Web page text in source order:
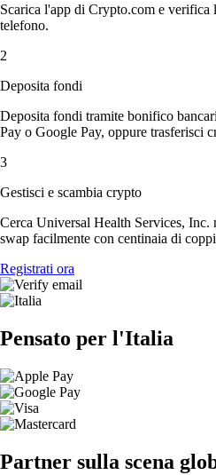
Scarica l'app di Crypto.com e
telefono.
2
Deposita fondi
Deposita fondi tramite bonifico
Pay o Google Pay, oppure trasferisci
3
Gestisci e scambia crypto
Cerca Universal Health Services,
swap facilmente con centinaia di
Registrati ora
Pensato per l'Italia
Partner sulla scena